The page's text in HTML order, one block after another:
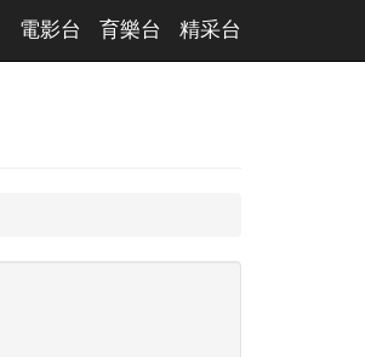
電影台 育樂台 精采台